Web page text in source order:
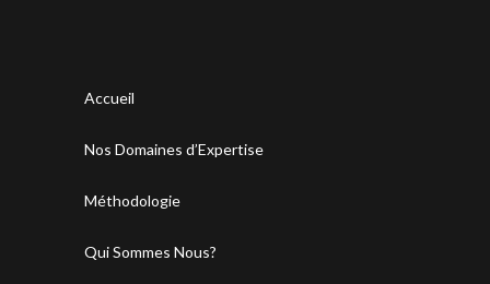
Accueil
Nos Domaines d’Expertise
Méthodologie
Qui Sommes Nous?